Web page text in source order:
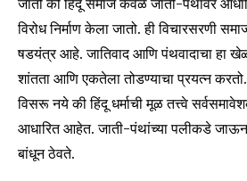
Join our community
जातो की हिंदू समाज केवळ जाती-पंथावर
विरोध निर्माण केला जातो. ही विचारसरणी
षडयंत्र आहे. जातिवाद आणि पंथवादाचा हा
शांतता आणि एकतेला तोडण्याचा प्रयत्न
विसरू नये की हिंदू धर्माची मूळ तत्त्वे
आधारित आहेत. जाती-पंथांच्या पलीकडे जाऊन
बांधून ठेवते.